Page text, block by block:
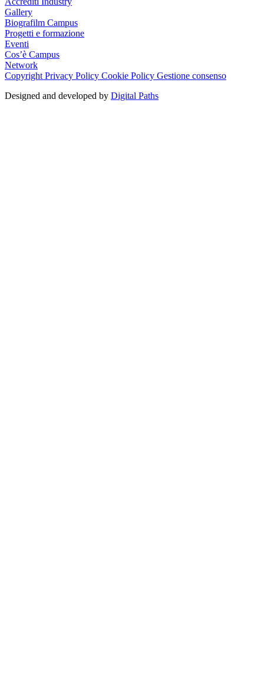
Gallery
Biografilm Campus
Progetti e formazione
Eventi
Cos’è Campus
Network
Copyright Privacy Policy Cookie Policy Gestione consenso
Designed and developed by Digital Paths